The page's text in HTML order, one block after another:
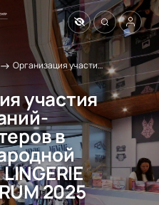
→ Организация участия компаний-экспортеров в Международной выставке LINGERIE SHOW-FORUM 2025
участия
в
2025